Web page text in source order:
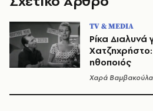
TV & MEDIA
Ρίκα Διαλυνά
ηθοποιός
Χαρά Βαμβακούλα